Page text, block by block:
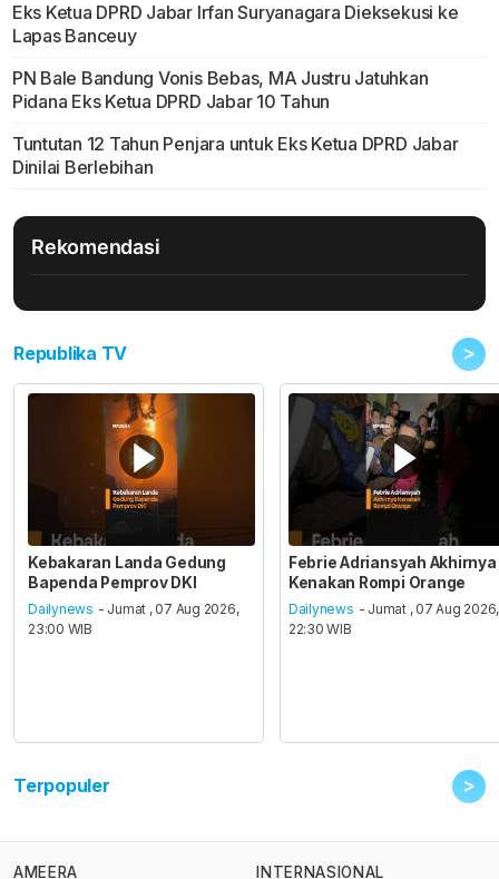
Eks Ketua DPRD Jabar Irfan Suryanagara Dieksekusi ke
Lapas Banceuy
PN Bale Bandung Vonis Bebas, MA Justru Jatuhkan
Pidana Eks Ketua DPRD Jabar 10 Tahun
Tuntutan 12 Tahun Penjara untuk Eks Ketua DPRD Jabar
Dinilai Berlebihan
Rekomendasi
Republika TV >
Kebakaran Landa Gedung
Bapenda Pemprov DKI
Dailynews - Jumat , 07 Aug 2026,
23:00 WIB
Febrie Adriansyah Akhirnya
Kenakan Rompi Orange
Dailynews - Jumat , 07 Aug 2026,
22:30 WIB
Terpopuler >
AMEERA INTERNASIONAL